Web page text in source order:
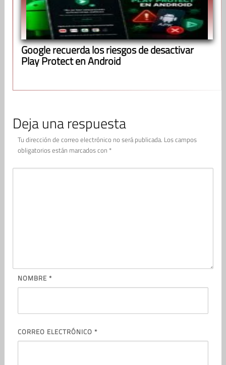
Google recuerda los riesgos de desactivar
Play Protect en Android
Deja una respuesta
Tu dirección de correo electrónico no será publicada. Los campos
obligatorios están marcados con *
NOMBRE *
CORREO ELECTRÓNICO *